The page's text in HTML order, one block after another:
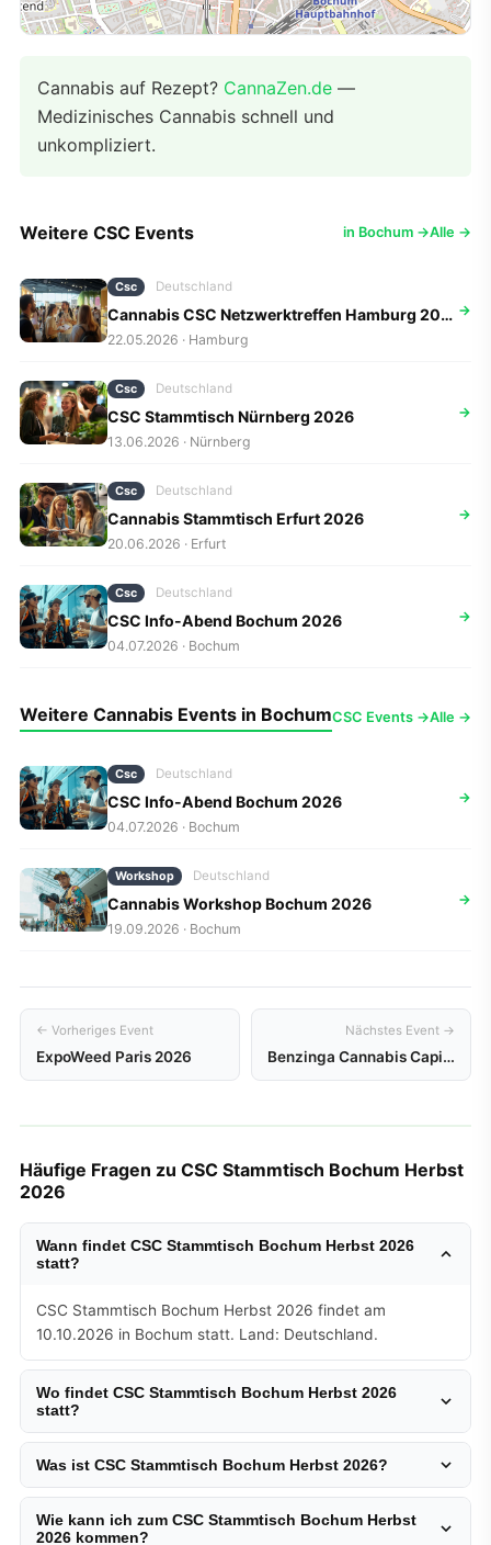
Cannabis auf Rezept? CannaZen.de —
Medizinisches Cannabis schnell und
unkompliziert.
Weitere CSC Events in Bochum →Alle →
Csc Deutschland
Cannabis CSC Netzwerktreffen Hamburg 2026
22.05.2026 · Hamburg
→
Csc Deutschland
CSC Stammtisch Nürnberg 2026
13.06.2026 · Nürnberg
→
Csc Deutschland
Cannabis Stammtisch Erfurt 2026
20.06.2026 · Erfurt
→
Csc Deutschland
CSC Info-Abend Bochum 2026
04.07.2026 · Bochum
→
Weitere Cannabis Events in BochumCSC Events →Alle →
Csc Deutschland
CSC Info-Abend Bochum 2026
04.07.2026 · Bochum
→
Workshop Deutschland
Cannabis Workshop Bochum 2026
19.09.2026 · Bochum
→
← Vorheriges Event
ExpoWeed Paris 2026
Nächstes Event →
Benzinga Cannabis Capital Conference
Häufige Fragen zu CSC Stammtisch Bochum Herbst
2026
Wann findet CSC Stammtisch Bochum Herbst 2026
statt?
CSC Stammtisch Bochum Herbst 2026 findet am
10.10.2026 in Bochum statt. Land: Deutschland.
Wo findet CSC Stammtisch Bochum Herbst 2026
statt?
Was ist CSC Stammtisch Bochum Herbst 2026?
Wie kann ich zum CSC Stammtisch Bochum Herbst
2026 kommen?